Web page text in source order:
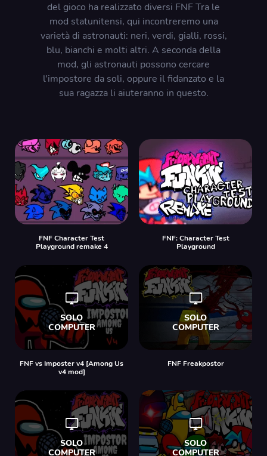
del gioco ha realizzato diversi FNF Tra le
mod statunitensi, qui incontreremo una
varietà di astronauti: neri, verdi, gialli, rossi,
blu, bianchi e molti altri. A seconda della
mod, gli astronauti possono cercare
l'impostore da soli, oppure il fidanzato e la
sua ragazza li aiuteranno in questo.
FNF Character Test
Playground remake 4
FNF: Character Test
Playground
FNF vs Imposter v4 [Among Us
v4 mod]
FNF Freakpostor